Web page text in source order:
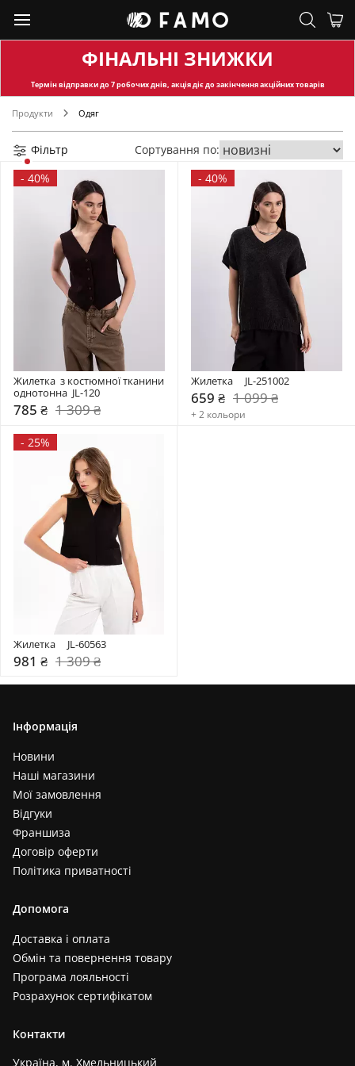
ФІНАЛЬНІ ЗНИЖКИ
Термін відправкидо 7 робочих днів, акція діє до закінчення акційних товарів
Продукти Одяг
Фільтр
Сортування по:
- 40%
Жилетка  з костюмної тканини
однотонна  JL-120
785 ₴ 1 309 ₴
- 40%
Жилетка     JL-251002
659 ₴ 1 099 ₴
+ 2 кольори
- 25%
Жилетка     JL-60563
981 ₴ 1 309 ₴
Інформація
Новини
Наші магазини
Мої замовлення
Відгуки
Франшиза
Договір оферти
Політика приватності
Допомога
Доставка і оплата
Обмін та повернення товару
Програма лояльності
Розрахунок сертифікатом
Контакти
Україна, м. Хмельницький